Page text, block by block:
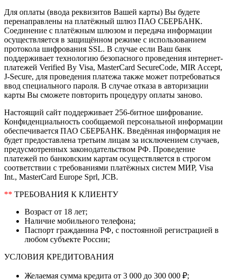
Для оплаты (ввода реквизитов Вашей карты) Вы будете
перенаправлены на платёжный шлюз ПАО СБЕРБАНК.
Соединение с платёжным шлюзом и передача информации
осуществляется в защищённом режиме с использованием
протокола шифрования SSL. В случае если Ваш банк
поддерживает технологию безопасного проведения интернет-
платежей Verified By Visa, MasterCard SecureCode, MIR Accept,
J-Secure, для проведения платежа также может потребоваться
ввод специального пароля. В случае отказа в авторизации
карты Вы сможете повторить процедуру оплаты заново.
Настоящий сайт поддерживает 256-битное шифрование.
Конфиденциальность сообщаемой персональной информации
обеспечивается ПАО СБЕРБАНК. Введённая информация не
будет предоставлена третьим лицам за исключением случаев,
предусмотренных законодательством РФ. Проведение
платежей по банковским картам осуществляется в строгом
соответствии с требованиями платёжных систем МИР, Visa
Int., MasterCard Europe Sprl, JCB.
** ТРЕБОВАНИЯ К КЛИЕНТУ
Возраст от 18 лет;
Наличие мобильного телефона;
Паспорт гражданина РФ, с постоянной регистрацией в
любом субъекте России;
УСЛОВИЯ КРЕДИТОВАНИЯ
Желаемая сумма кредита от 3 000 до 300 000 ₽;